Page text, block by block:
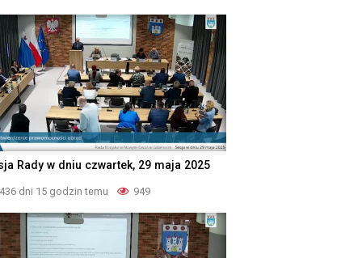
Rady w dniu czwartek, 29 maja 2025
436 dni 15 godzin temu 949